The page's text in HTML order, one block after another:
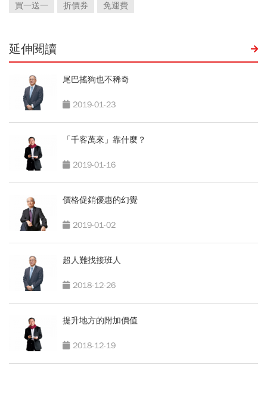
買一送一
折價券 免運費
延伸閱讀
尾巴搖狗也不稀奇
2019-01-23
「千客萬來」靠什麼？
2019-01-16
價格促銷優惠的幻覺
2019-01-02
超人難找接班人
2018-12-26
提升地方的附加價值
2018-12-19